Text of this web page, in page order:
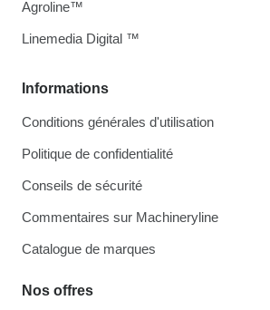
Informations
Conditions générales d'utilisation
Politique de confidentialité
Conseils de sécurité
Commentaires sur Machineryline
Catalogue de marques
Nos offres
Agroline™
Linemedia Digital ™